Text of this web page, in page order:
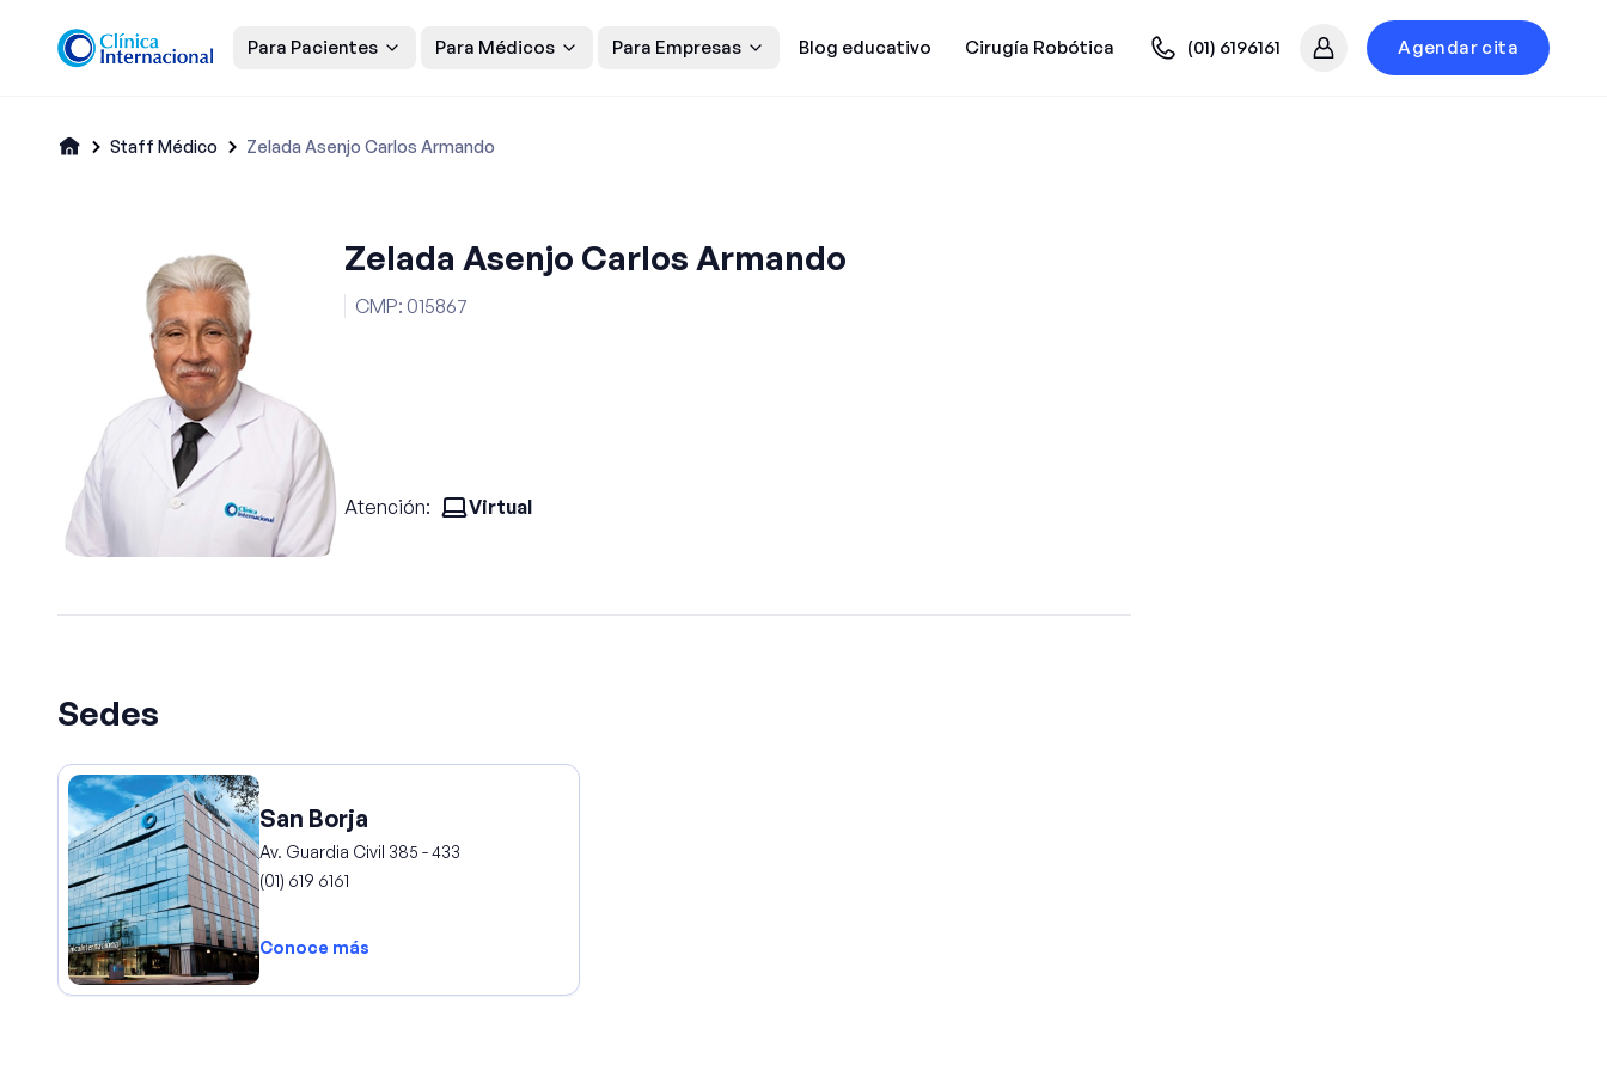
Para Pacientes Para Médicos Para Empresas Blog educativo Cirugía Robótica (01) 6196161
Mi cuenta
Agendar cita
Staff Médico Zelada Asenjo Carlos Armando
Zelada Asenjo Carlos Armando
CMP: 015867
Atención: Virtual
Sedes
San Borja
Av. Guardia Civil 385 - 433
(01) 619 6161
Conoce más